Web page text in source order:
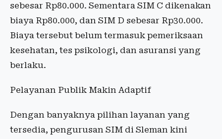
sebesar Rp80.000. Sementara SIM C dikenakan
biaya Rp80.000, dan SIM D sebesar Rp30.000.
Biaya tersebut belum termasuk pemeriksaan
kesehatan, tes psikologi, dan asuransi yang
berlaku.
Pelayanan Publik Makin Adaptif
Dengan banyaknya pilihan layanan yang
tersedia, pengurusan SIM di Sleman kini